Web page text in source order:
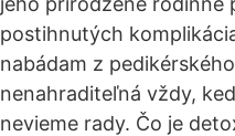
postihnutých
nabádam z
nenahraditeľná vždy,
nevieme rady. Čo je